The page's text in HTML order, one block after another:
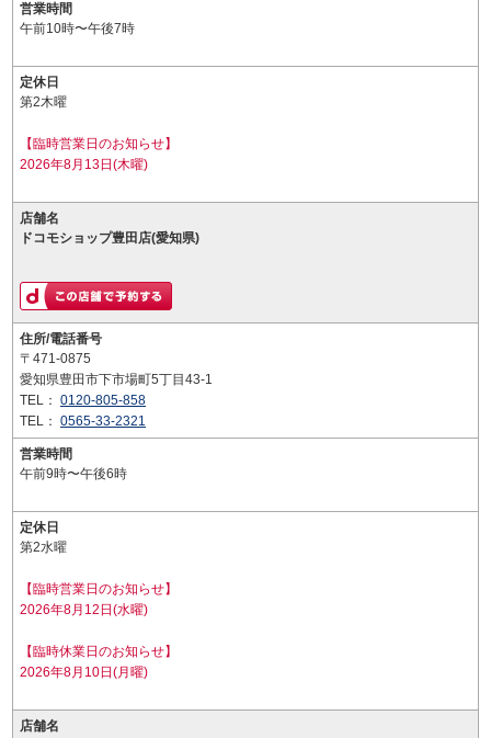
営業時間
午前10時〜午後7時
定休日
第2木曜
【臨時営業日のお知らせ】
2026年8月13日(木曜)
店舗名
ドコモショップ豊田店(愛知県)
住所/電話番号
〒471-0875
愛知県豊田市下市場町5丁目43-1
TEL： 0120-805-858
TEL： 0565-33-2321
営業時間
午前9時〜午後6時
定休日
第2水曜
【臨時営業日のお知らせ】
2026年8月12日(水曜)
【臨時休業日のお知らせ】
2026年8月10日(月曜)
店舗名